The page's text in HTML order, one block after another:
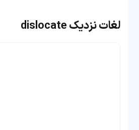
لغات نزدیک dislocate